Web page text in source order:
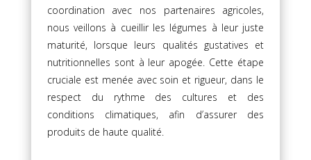
coordination avec nos partenaires agricoles,
nous veillons à cueillir les légumes à leur juste
maturité, lorsque leurs qualités gustatives et
nutritionnelles sont à leur apogée. Cette étape
cruciale est menée avec soin et rigueur, dans le
respect du rythme des cultures et des
conditions climatiques, afin d’assurer des
produits de haute qualité.